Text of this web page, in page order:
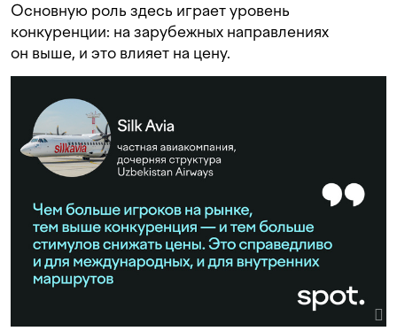
Основную роль здесь играет уровень
конкуренции: на зарубежных направлениях
он выше, и это влияет на цену.